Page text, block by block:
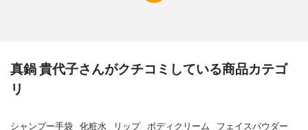
真鍋 貴代子さんがクチコミしている商品カテゴ
リ
シャンプー手袋 化粧水 リップ ボディクリーム フェイスパウダー